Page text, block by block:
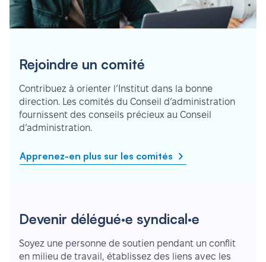
Rejoindre un comité
Contribuez à orienter l’Institut dans la bonne
direction. Les comités du Conseil d’administration
fournissent des conseils précieux au Conseil
d’administration.
Apprenez-en plus sur les comités
Devenir délégué·e syndical·e
Soyez une personne de soutien pendant un conflit
en milieu de travail, établissez des liens avec les